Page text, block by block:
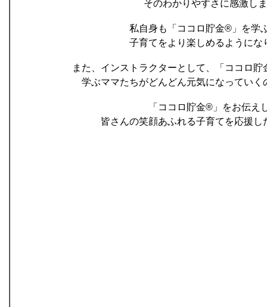
そのわかりやすさに感激し
私自身も「ココロ貯金®」を学
子育てをより楽しめるようにな
また、インストラクターとして、「ココロ
学ぶママたちがどんどん元気になっていく
「ココロ貯金®」をお伝え
皆さんの笑顔あふれる子育てを応援し